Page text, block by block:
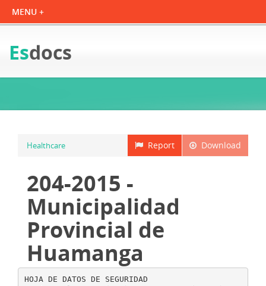
Esdocs
Download
Report
Healthcare
204-2015 -
Municipalidad
Provincial de
Huamanga
HOJA DE DATOS DE SEGURIDAD